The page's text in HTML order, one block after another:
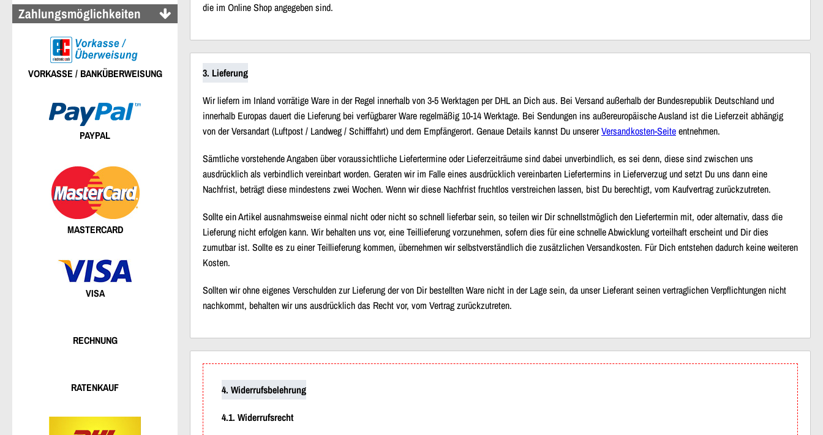
Zahlungsmöglichkeiten
VORKASSE / BANKÜBERWEISUNG
PAYPAL
MASTERCARD
VISA
RECHNUNG
RATENKAUF
die im Online Shop angegeben sind.
3. Lieferung
Wir liefern im Inland vorrätige Ware in der Regel innerhalb von 3-5 Werktagen per DHL an Dich aus. Bei Versand außerhalb der Bundesrepublik Deutschland und
innerhalb Europas dauert die Lieferung bei verfügbarer Ware regelmäßig 10-14 Werktage. Bei Sendungen ins außereuropäische Ausland ist die Lieferzeit abhängig
von der Versandart (Luftpost / Landweg / Schifffahrt) und dem Empfängerort. Genaue Details kannst Du unsererVersandkosten-Seiteentnehmen.
Sämtliche vorstehende Angaben über voraussichtliche Liefertermine oder Lieferzeiträume sind dabei unverbindlich, es sei denn, diese sind zwischen uns
ausdrücklich als verbindlich vereinbart worden. Geraten wir im Falle eines ausdrücklich vereinbarten Liefertermins in Lieferverzug und setzt Du uns dann eine
Nachfrist, beträgt diese mindestens zwei Wochen. Wenn wir diese Nachfrist fruchtlos verstreichen lassen, bist Du berechtigt, vom Kaufvertrag zurückzutreten.
Sollte ein Artikel ausnahmsweise einmal nicht oder nicht so schnell lieferbar sein, so teilen wir Dir schnellstmöglich den Liefertermin mit, oder alternativ, dass die
Lieferung nicht erfolgen kann. Wir behalten uns vor, eine Teillieferung vorzunehmen, sofern dies für eine schnelle Abwicklung vorteilhaft erscheint und Dir dies
zumutbar ist. Sollte es zu einer Teillieferung kommen, übernehmen wir selbstverständlich die zusätzlichen Versandkosten. Für Dich entstehen dadurch keine weiteren
Kosten.
Sollten wir ohne eigenes Verschulden zur Lieferung der von Dir bestellten Ware nicht in der Lage sein, da unser Lieferant seinen vertraglichen Verpflichtungen nicht
nachkommt, behalten wir uns ausdrücklich das Recht vor, vom Vertrag zurückzutreten.
4. Widerrufsbelehrung
4.1. Widerrufsrecht